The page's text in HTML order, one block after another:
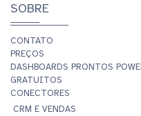
SOBRE
CONTATO
PREÇOS
DASHBOARDS PRONTOS
GRATUITOS
CONECTORES
CRM E VENDAS